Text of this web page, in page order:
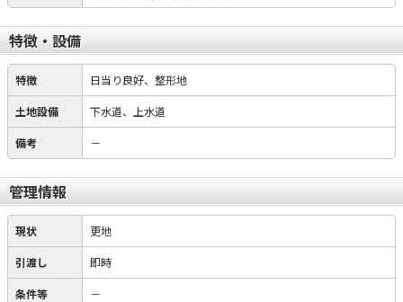
特徴・設備
特徴 日当り良好、整形地
土地設備 下水道、上水道
備考 －
管理情報
現状 更地
引渡し 即時
条件等 －